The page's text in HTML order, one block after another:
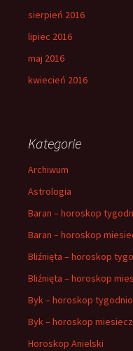
sierpień 2016
lipiec 2016
maj 2016
kwiecień 2016
Kategorie
Archiwum
Astrologia
Baran – horoskop
Baran – horoskop
Bliźnięta – horoskop
Bliźnięta – horoskop
Byk – horoskop
Byk – horoskop
Horoskop Anielski